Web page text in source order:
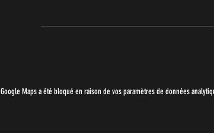
Google Maps a été bloqué en raison de vos paramètres de données